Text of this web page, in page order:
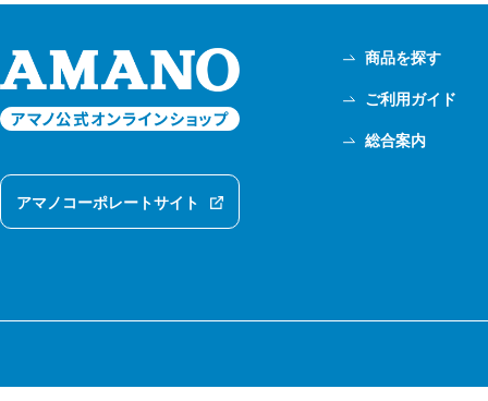
アマノコーポレートサイト
商品を探す
ご利用ガイド
総合案内